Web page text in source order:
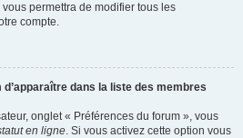
permettra de modifier tous les
compte.
dans la liste des membres
onglet « Préférences du forum », vous
en ligne. Si vous activez cette option vous